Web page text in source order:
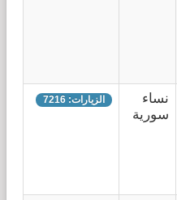
نساء
سورية
الزيارات: 7216